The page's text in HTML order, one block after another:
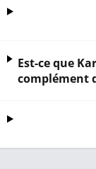
Est-ce que
complément